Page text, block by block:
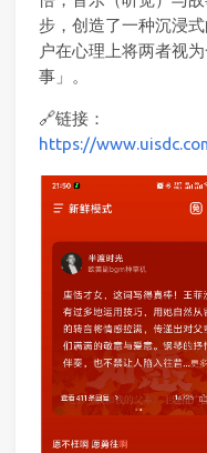
步，创造了一种沉浸
户在心理上将两者视
事」。
🔗链接：
https://